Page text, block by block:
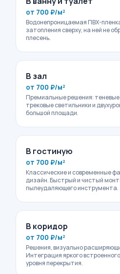
от 700 ₽/м²
Водонепроницаемая ПВХ-
затопления сверху, на ней не
плесень.
В зал
от 700 ₽/м²
Премиальные решения: теневые
трековые светильники и
большой площади.
В гостиную
от 700 ₽/м²
Классические и современные
дизайн. Быстрый и чистый
пылеудаляющего инструмента.
В коридор
от 700 ₽/м²
Решения, визуально
Интеграция яркого
уровня перекрытия.